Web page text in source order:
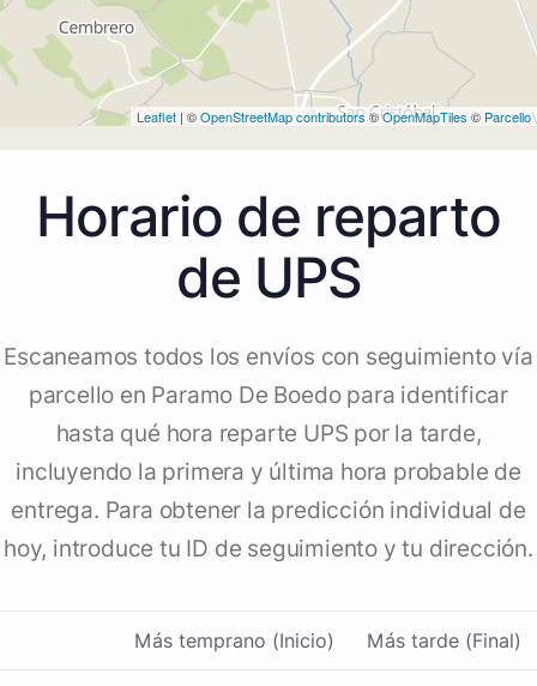
Leaflet | ©OpenStreetMap contributors ©OpenMapTiles © Parcello
Horario de reparto
de UPS
Escaneamos todos los envíos con seguimiento vía
parcello en Paramo De Boedo para identificar
hasta qué hora reparte UPS por la tarde,
incluyendo la primera y última hora probable de
entrega. Para obtener la predicción individual de
hoy, introduce tu ID de seguimiento y tu dirección.
Más temprano (Inicio) Más tarde (Final)